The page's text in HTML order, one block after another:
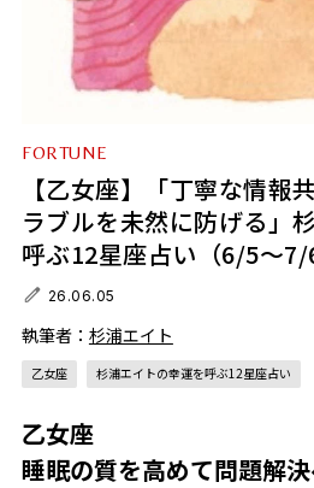
FORTUNE
【乙女座】「丁寧な情報
ラブルを未然に防げる」
呼ぶ12星座占い（6/5～7/6
26.06.05
執筆者： 杉浦エイト
乙女座 杉浦エイトの幸運を呼ぶ12星座占い
乙女座
睡眠の質を高めて問題解